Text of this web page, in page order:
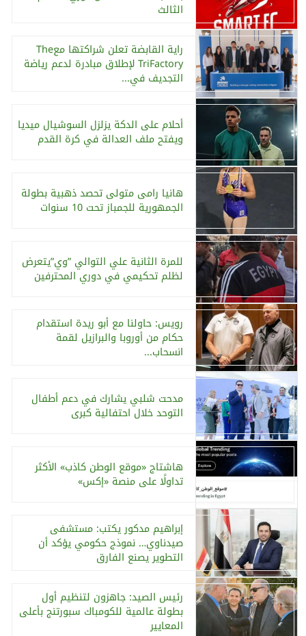
الثالث
راية القابضة تعلن شراكتها معThe
TriFactory لإطلاق مبادرة لدعم رياضة
التجديف في...
أحلام على الدكة يزلزل السوشيال ميديا
ويفتح ملف العدالة في كرة القدم
هانيا رامى متولى تحصد ذهبية بطولة
الجمهورية للجمباز تحت 10 سنوات
للمرة الثانية علي التوالي ”وي”يتعرض
لظلم تحكيمي في دوري المحترفين
رويس: حاولنا مع أبو ريدة استقدام
حكام من أوروبا والبرازيل لقمة
انسحاب...
مدحت شلبي يشارك في دعم أطفال
التوحد خلال احتفالية كبرى
هاشتاج «موقع الوطن كاذب» الأكثر
تداولًا على منصة «إكس»
إبراهيم مدكور يكتب: مستشفى
صيدناوي… نموذج حكومي يؤكد أن
التطوير يصنع الفارق
رئيس الصيد: جاهزون لتنظيم أول
بطولة عالمية للكومباك سبورتنج بأعلى
المعايير